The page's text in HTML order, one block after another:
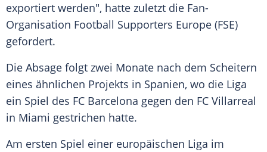
exportiert werden", hatte zuletzt die Fan-
Organisation Football Supporters Europe (FSE)
gefordert.
Die Absage folgt zwei Monate nach dem Scheitern
eines ähnlichen Projekts in Spanien, wo die Liga
ein Spiel des FC Barcelona gegen den FC Villarreal
in Miami gestrichen hatte.
Am ersten Spiel einer europäischen Liga im